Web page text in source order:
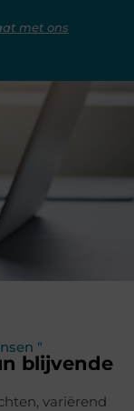
met ons
"
blijvende
variërend